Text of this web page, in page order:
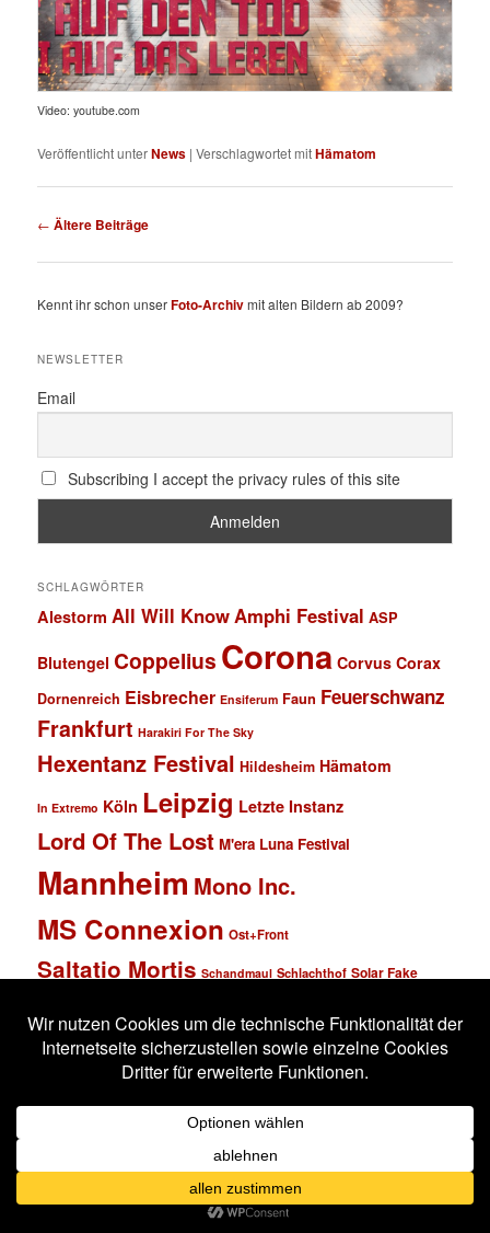
Video: youtube.com
Veröffentlicht unterNews |Verschlagwortet mitHämatom
Beitragsnavigation
← Ältere Beiträge
Kennt ihr schon unserFoto-Archivmit alten Bildern ab 2009?
NEWSLETTER
Email
Subscribing I accept the privacy rules of this site
SCHLAGWÖRTER
Alestorm All Will KnowAmphi Festival ASP
Blutengel Coppelius Corona Corvus Corax
Dornenreich Eisbrecher Ensiferum Faun Feuerschwanz
Frankfurt Harakiri For The Sky
Hexentanz Festival Hildesheim Hämatom
In Extremo Köln Leipzig Letzte Instanz
Lord Of The Lost M'era Luna Festival
Mannheim Mono Inc.
MS Connexion Ost+Front
Saltatio Mortis Schandmaul Schlachthof Solar Fake
Super Schwarzes Mannheim Tanzbrunnen
Tanzwut Unzucht Wacken
Wacken Open Air
Wave Gotik Treffen